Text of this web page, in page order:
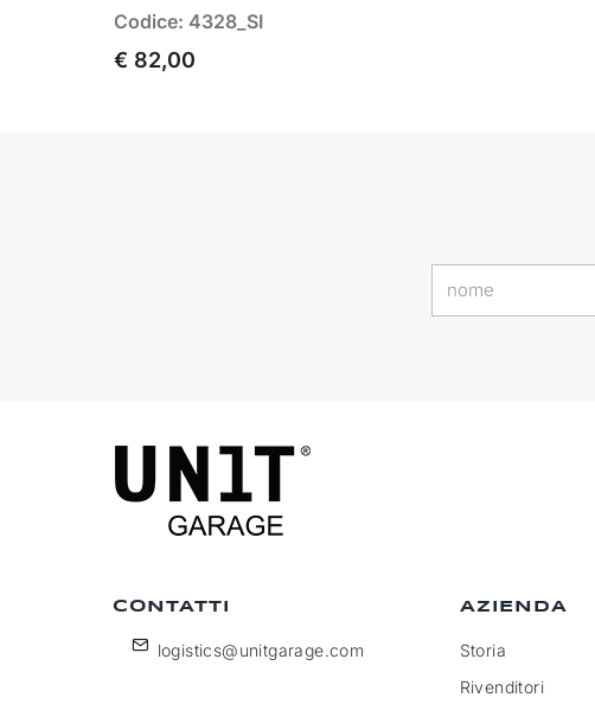
Codice: 4328_SI
€ 82,00
CONTATTI
logistics@unitgarage.com
AZIENDA
Storia
Rivenditori